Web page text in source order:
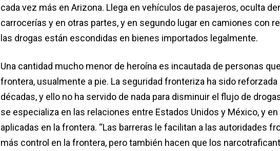
cada vez más en Arizona. Llega en vehículos de pasajeros, oculta
carrocerías y en otras partes, y en segundo lugar en camiones con
las drogas están escondidas en bienes importados legalmente.
Una cantidad mucho menor de heroína es incautada de personas
frontera, usualmente a pie. La seguridad fronteriza ha sido reforzada
décadas, y ello no ha servido de nada para disminuir el flujo de
se especializa en las relaciones entre Estados Unidos y México, y
aplicadas en la frontera. “Las barreras le facilitan a las autoridades
más control en la frontera, pero también hacen que los